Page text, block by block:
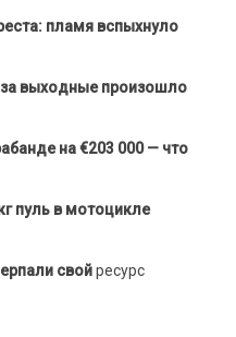
пламя вспыхнуло
за выходные произошло
на €203 000 — что
пуль в мотоцикле
свойресурс